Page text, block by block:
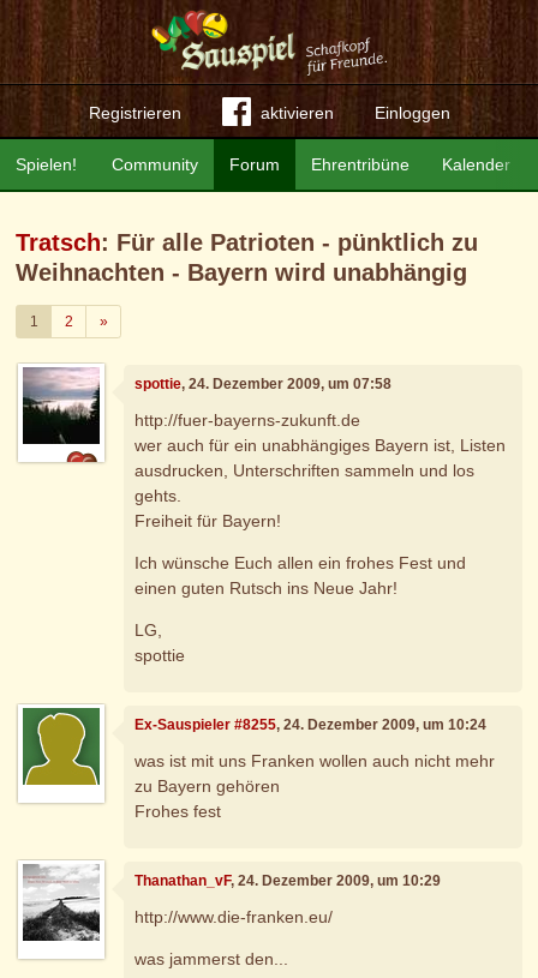
Registrieren aktivieren Einloggen
Community Forum Ehrentribüne Kalender
Spielen!
Tratsch: Für alle Patrioten - pünktlich zu
Weihnachten - Bayern wird unabhängig
1 2 »Weiter
spottie, 24. Dezember 2009, um 07:58
http://fuer-bayerns-zukunft.de
wer auch für ein unabhängiges Bayern ist, Listen
ausdrucken, Unterschriften sammeln und los
gehts.
Freiheit für Bayern!
Ich wünsche Euch allen ein frohes Fest und
einen guten Rutsch ins Neue Jahr!
LG,
spottie
Ex-Sauspieler #8255, 24. Dezember 2009, um 10:24
was ist mit uns Franken wollen auch nicht mehr
zu Bayern gehören
Frohes fest
Thanathan_vF, 24. Dezember 2009, um 10:29
http://www.die-franken.eu/
was jammerst den...